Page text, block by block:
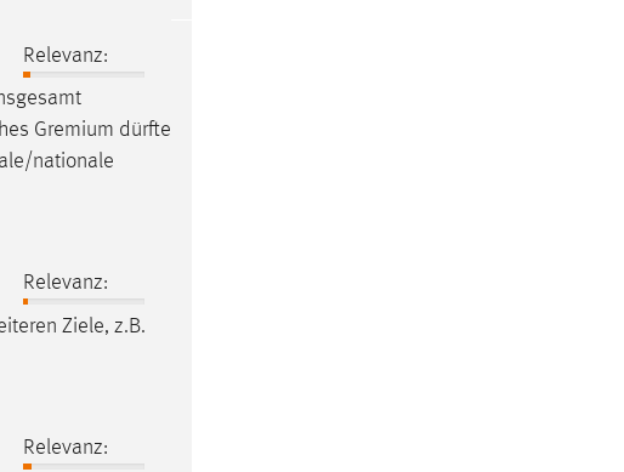
Relevanz:
Gremium dürfte
nationale
Relevanz:
Ziele, z.B.
Relevanz: